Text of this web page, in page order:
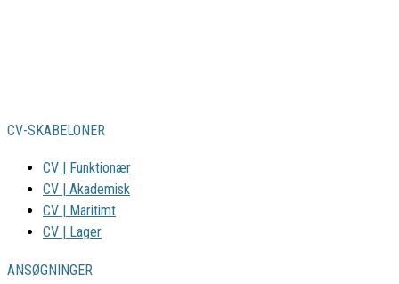
CV-SKABELONER
CV | Funktionær
CV | Akademisk
CV | Maritimt
CV | Lager
ANSØGNINGER